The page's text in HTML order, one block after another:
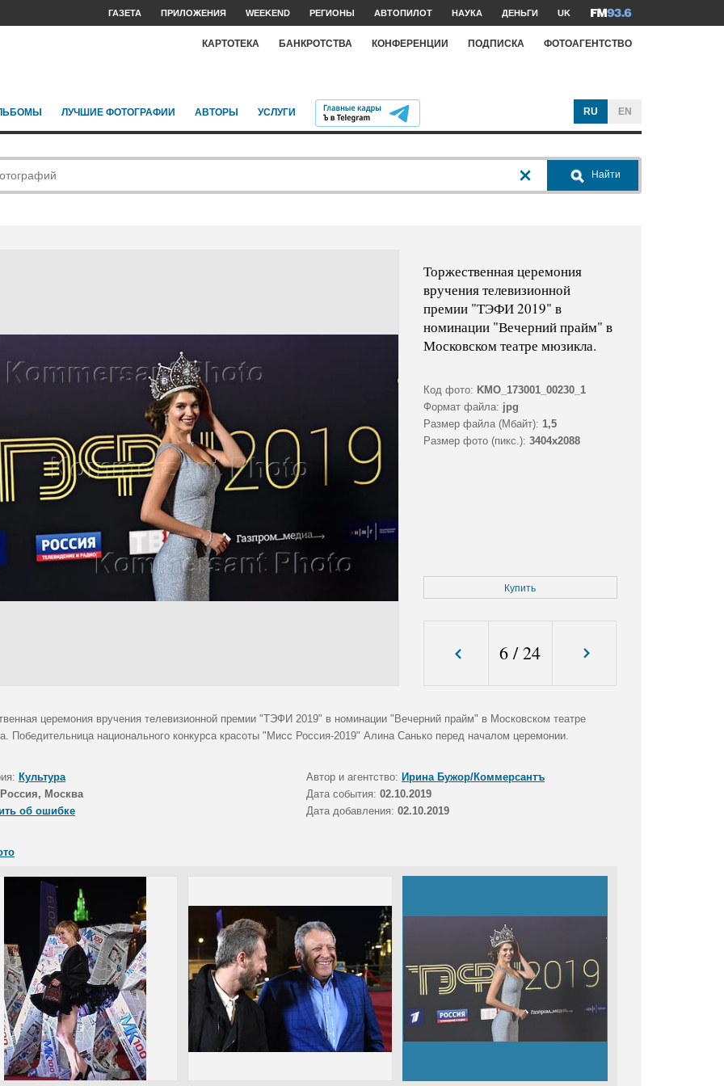
ГАЗЕТА ПРИЛОЖЕНИЯ WEEKEND РЕГИОНЫ АВТОПИЛОТ НАУКА ДЕНЬГИ UK
КАРТОТЕКА БАНКРОТСТВА КОНФЕРЕНЦИИ ПОДПИСКА ФОТОАГЕНТСТВО
ЛУЧШИЕ ФОТОГРАФИИ АВТОРЫ УСЛУГИ RU EN
Найти
Торжественная церемония
вручения телевизионной
премии "ТЭФИ 2019" в
номинации "Вечерний прайм" в
Московском театре мюзикла.
Код фото: KMO_173001_00230_1
Формат файла: jpg
Размер файла (Мбайт): 1,5
Размер фото (пикс.): 3404x2088
Купить
6 /24
церемония вручения телевизионной премии "ТЭФИ 2019" в номинации "Вечерний прайм" в Московском театре
Победительница национального конкурса красоты "Мисс Россия-2019" Алина Санько перед началом церемонии.
Культура Автор и агентство: Ирина Бужор/Коммерсантъ
Россия, Москва Дата события: 02.10.2019
об ошибке
Дата добавления: 02.10.2019